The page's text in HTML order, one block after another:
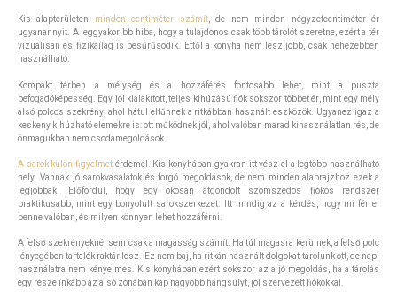
Kis alapterületen minden centiméter számít, de nem minden négyzetcentiméter ér
ugyanannyit. A leggyakoribb hiba, hogy a tulajdonos csak több tárolót szeretne, ezért a tér
vizuálisan és fizikailag is besűrűsödik. Ettől a konyha nem lesz jobb, csak nehezebben
használható.
Kompakt térben a mélység és a hozzáférés fontosabb lehet, mint a puszta
befogadóképesség. Egy jól kialakított, teljes kihúzású fiók sokszor többet ér, mint egy mély
alsó polcos szekrény, ahol hátul eltűnnek a ritkábban használt eszközök. Ugyanez igaz a
keskeny kihúzható elemekre is: ott működnek jól, ahol valóban marad kihasználatlan rés, de
önmagukban nem csodamegoldások.
A sarok külön figyelmet érdemel. Kis konyhában gyakran itt vész el a legtöbb használható
hely. Vannak jó sarokvasalatok és forgó megoldások, de nem minden alaprajzhoz ezek a
legjobbak. Előfordul, hogy egy okosan átgondolt szomszédos fiókos rendszer
praktikusabb, mint egy bonyolult sarokszerkezet. Itt mindig az a kérdés, hogy mi fér el
benne valóban, és milyen könnyen lehet hozzáférni.
A felső szekrényeknél sem csak a magasság számít. Ha túl magasra kerülnek, a felső polc
lényegében tartalék raktár lesz. Ez nem baj, ha ritkán használt dolgokat tárolunk ott, de napi
használatra nem kényelmes. Kis konyhában ezért sokszor az a jó megoldás, ha a tárolás
egy része inkább az alsó zónában kap nagyobb hangsúlyt, jól szervezett fiókokkal.